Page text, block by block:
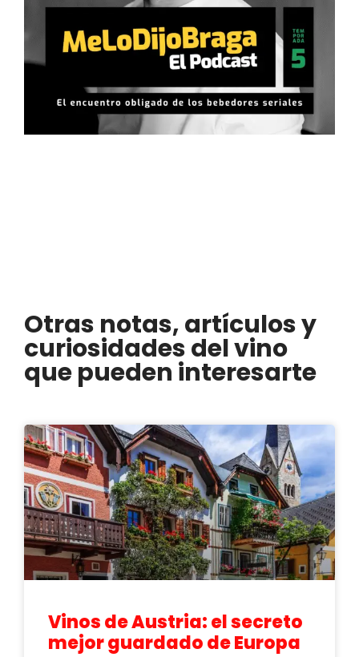
Otras notas, artículos y
curiosidades del vino
que pueden interesarte
Vinos de Austria: el secreto
mejor guardado de Europa